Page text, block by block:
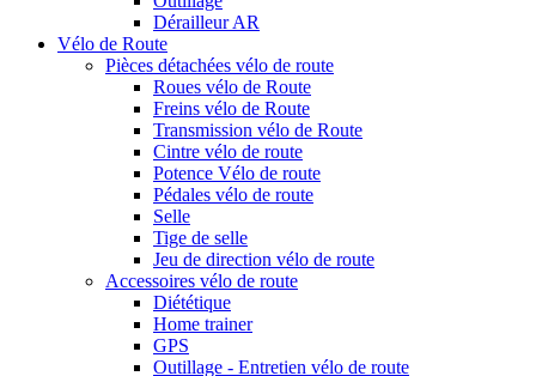
Dérailleur AR
Vélo de Route
Pièces détachées vélo de route
Roues vélo de Route
Freins vélo de Route
Transmission vélo de Route
Cintre vélo de route
Potence Vélo de route
Pédales vélo de route
Selle
Tige de selle
Jeu de direction vélo de route
Accessoires vélo de route
Diététique
Home trainer
GPS
Outillage - Entretien vélo de route